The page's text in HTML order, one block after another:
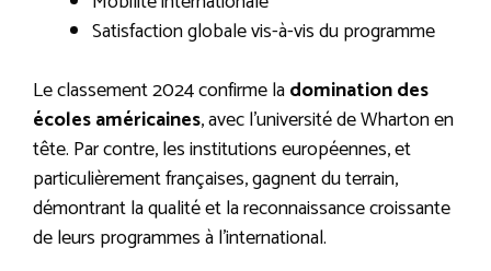
Satisfaction globale vis-à-vis du programme
Le classement 2024 confirme ladomination des
écoles américaines, avec l’université de Wharton en
tête. Par contre, les institutions européennes, et
particulièrement françaises, gagnent du terrain,
démontrant la qualité et la reconnaissance croissante
de leurs programmes à l’international.